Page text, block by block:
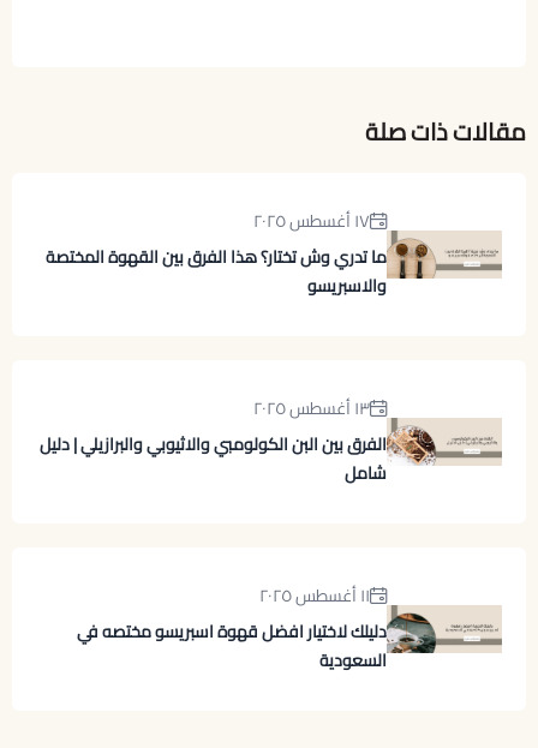
مقالات ذات صلة
١٧ أغسطس ٢٠٢٥
ما تدري وش تختار؟ هذا الفرق بين القهوة المختصة
والاسبريسو
١٣ أغسطس ٢٠٢٥
الفرق بين البن الكولومبي والاثيوبي والبرازيلي | دليل
شامل
١١ أغسطس ٢٠٢٥
دليلك لاختيار افضل قهوة اسبريسو مختصه في
السعودية